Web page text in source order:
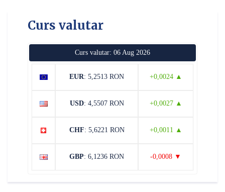
Curs valutar
Curs valutar: 06 Aug 2026
EUR: 5,2513 RON +0,0024 ▲
USD: 4,5507 RON +0,0027 ▲
CHF: 5,6221 RON +0,0011 ▲
GBP: 6,1236 RON -0,0008 ▼